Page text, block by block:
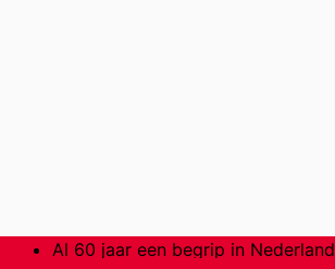
Al 60 jaar een begrip in Nederland